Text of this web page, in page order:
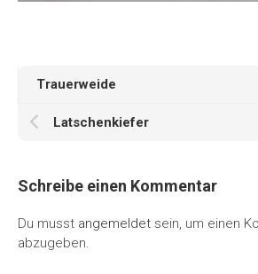
Trauerweide
Latschenkiefer
Schreibe einen Kommentar
Du musst angemeldet sein, um einen
abzugeben.